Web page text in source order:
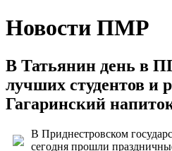
Новости ПМР
В Татьянин день в
лучших студентов и
Гагаринский
В Приднестровском
сегодня прошли